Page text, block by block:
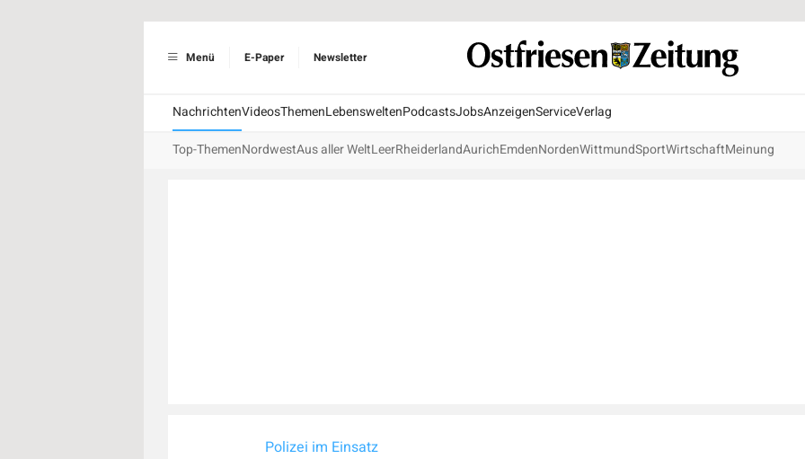
Menü E-Paper Newsletter
NachrichtenVideosThemenLebensweltenPodcastsJobsAnzeigenServiceVerlag
Top-ThemenNordwestAus aller WeltLeerRheiderlandAurichEmdenNordenWittmundSportWirtschaftMeinung
Polizei im Einsatz